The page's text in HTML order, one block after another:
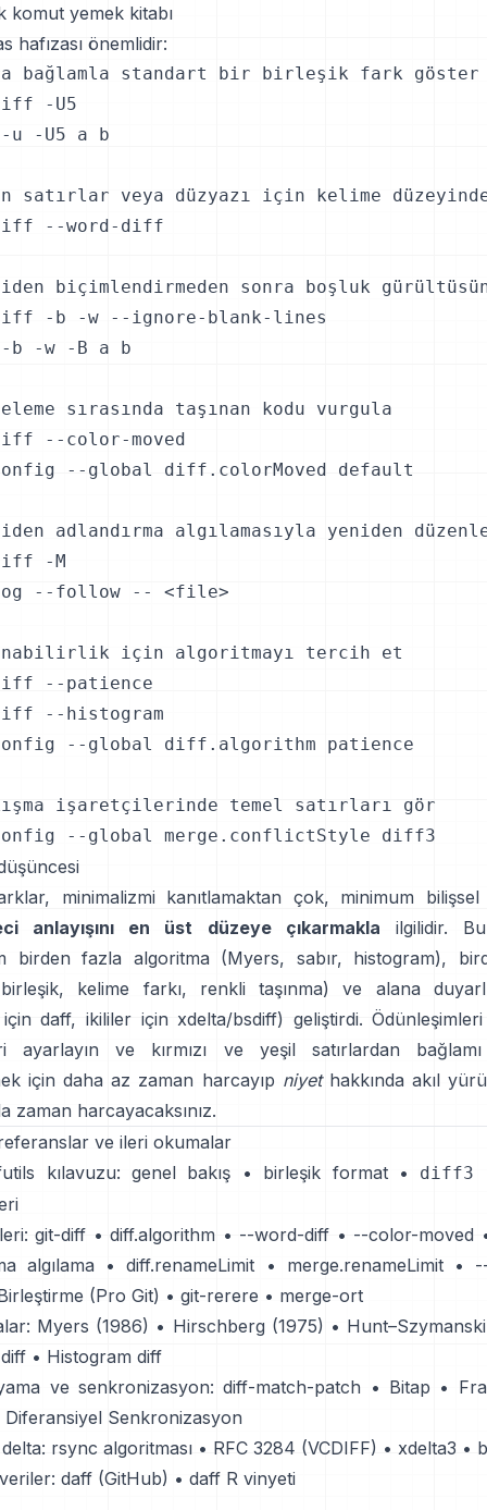
komut yemek kitabı
hafızası önemlidir:
bağlamla standart bir birleşik fark göster
-U5
u -U5 a b
satırlar veya düzyazı için kelime
--word-diff
biçimlendirmeden sonra boşluk
-b -w --ignore-blank-lines
b -w -B a b
sırasında taşınan kodu vurgula
--color-moved
--global diff.colorMoved default
adlandırma algılamasıyla yeniden
-M
--follow -- <file>
için algoritmayı tercih et
--patience
--histogram
--global diff.algorithm patience
işaretçilerinde temel satırları gör
--global merge.conflictStyle diff3
minimalizmi kanıtlamaktan çok, minimum bilişsel
anlayışını en üst düzeye çıkarmakla ilgilidir.
birden fazla algoritma (Myers, sabır, histogram),
kelime farkı, renkli taşınma) ve alana
daff, ikililer için xdelta/bsdiff) geliştirdi.
ayarlayın ve kırmızı ve yeşil satırlardan
için daha az zaman harcayıp niyethakkında akıl
zaman harcayacaksınız.
ve ileri okumalar
kılavuzu: genel bakış • birleşik format • diff3
git-diff • diff.algorithm • --word-diff • --color-moved
algılama
• diff.renameLimit • merge.renameLimit •
(Pro Git) • git-rerere • merge-ort
Myers (1986) • Hirschberg (1975) •
• Histogram diff
ve senkronizasyon: diff-match-patch • Bitap •
Diferansiyel Senkronizasyon
rsync algoritması • RFC 3284 (VCDIFF) • xdelta3 •
daff (GitHub) • daff R vinyeti